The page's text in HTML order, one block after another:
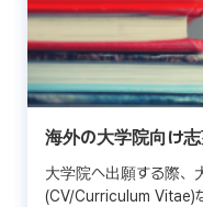
海外の大学院向け
大学院へ出願する際、
(CV/Curriculum Vitae)